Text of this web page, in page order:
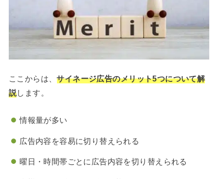
ここからは、サイネージ広告のメリット5つについて解
説します。
情報量が多い
広告内容を容易に切り替えられる
曜日・時間帯ごとに広告内容を切り替えられる